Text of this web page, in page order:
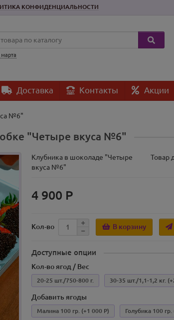
КОНФИДЕНЦИАЛЬНОСТИ
Доставка Контакты Акции
№6"
"Четыре вкуса №6"
Клубника в шоколаде "Четыре
вкуса №6"
Товар
4 900 Р
Кол-во В корзину
Доступные опции
Кол-во ягод / Вес
20-25 шт./750-800 г. 30-35 шт./1,1-1,2 кг.
Добавить ягоды
Малина 100 гр. (+1 000 Р) Голубика 100 гр.